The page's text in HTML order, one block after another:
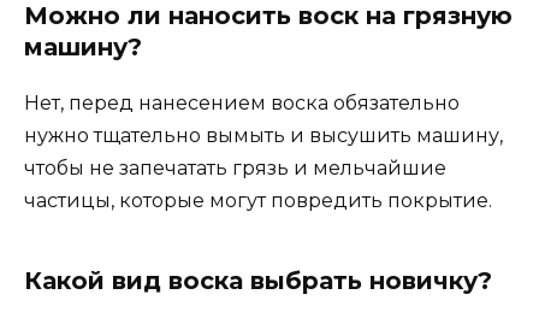
Можно ли наносить воск на грязную
машину?
Нет, перед нанесением воска обязательно
нужно тщательно вымыть и высушить машину,
чтобы не запечатать грязь и мельчайшие
частицы, которые могут повредить покрытие.
Какой вид воска выбрать новичку?